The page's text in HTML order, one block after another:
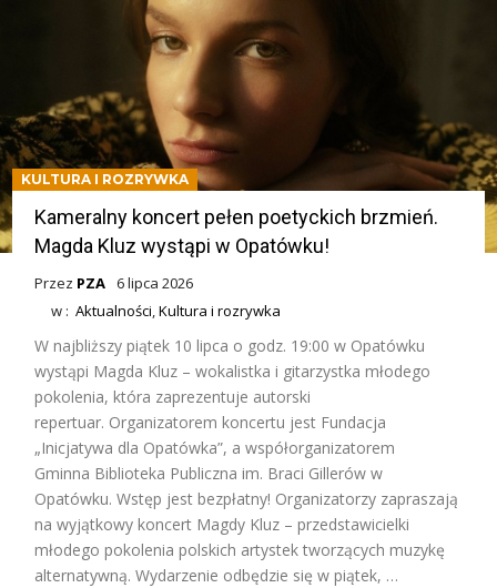
KULTURA I ROZRYWKA
Kameralny koncert pełen poetyckich brzmień.
Magda Kluz wystąpi w Opatówku!
Przez PZA
6 lipca 2026
w :Aktualności,Kultura i rozrywka
W najbliższy piątek 10 lipca o godz. 19:00 w Opatówku
wystąpi Magda Kluz – wokalistka i gitarzystka młodego
pokolenia, która zaprezentuje autorski
repertuar. Organizatorem koncertu jest Fundacja
„Inicjatywa dla Opatówka”, a współorganizatorem
Gminna Biblioteka Publiczna im. Braci Gillerów w
Opatówku. Wstęp jest bezpłatny! Organizatorzy zapraszają
na wyjątkowy koncert Magdy Kluz – przedstawicielki
młodego pokolenia polskich artystek tworzących muzykę
alternatywną. Wydarzenie odbędzie się w piątek, …